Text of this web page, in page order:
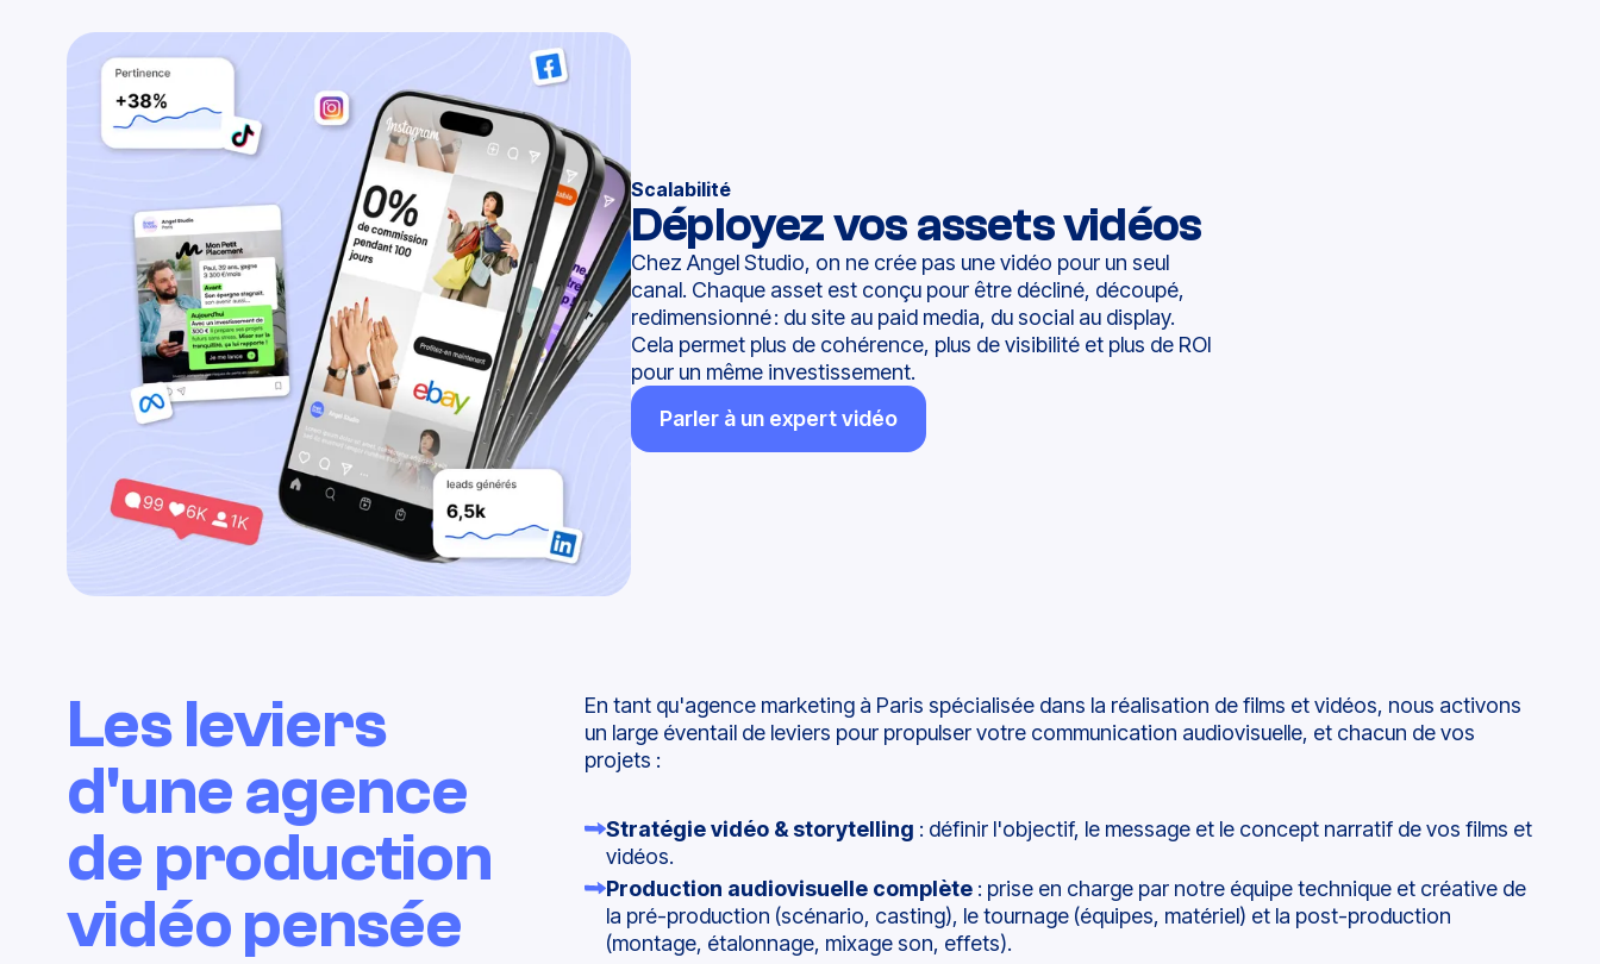
Scalabilité
Déployez vos assets vidéos
Chez Angel Studio, on ne crée pas une vidéo pour un seul
canal. Chaque asset est conçu pour être décliné, découpé,
redimensionné : du site au paid media, du social au display.
Cela permet plus de cohérence, plus de visibilité et plus de ROI
pour un même investissement.
Parler à un expert vidéo
Les leviers
d'une agence
de production
vidéo pensée
En tant qu'agence marketing à Paris spécialisée dans la réalisation de films et vidéos, nous activons
un large éventail de leviers pour propulser votre communication audiovisuelle, et chacun de vos
projets :
Stratégie vidéo & storytelling : définir l'objectif, le message et le concept narratif de vos films et
vidéos.
Production audiovisuelle complète: prise en charge par notre équipe technique et créative de
la pré-production (scénario, casting), le tournage (équipes, matériel) et la post-production
(montage, étalonnage, mixage son, effets).